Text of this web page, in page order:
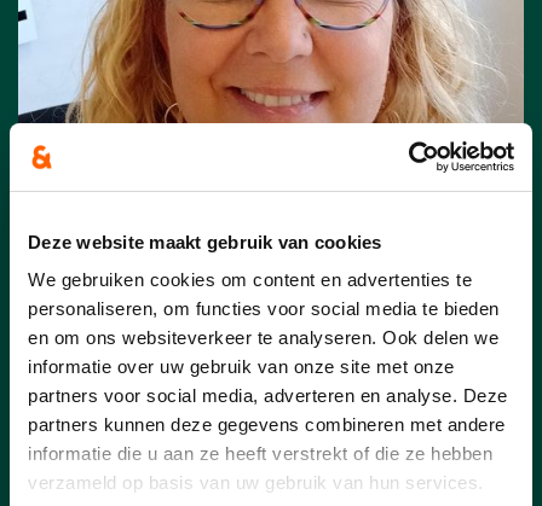
Deze website maakt gebruik van cookies
We gebruiken cookies om content en advertenties te
personaliseren, om functies voor social media te bieden
en om ons websiteverkeer te analyseren. Ook delen we
informatie over uw gebruik van onze site met onze
partners voor social media, adverteren en analyse. Deze
partners kunnen deze gegevens combineren met andere
informatie die u aan ze heeft verstrekt of die ze hebben
verzameld op basis van uw gebruik van hun services.
cd&v Team KLT: Katrien
Boonen uit Tielen
25/07/24
Katrien (45 jaar) is een alleenstaande